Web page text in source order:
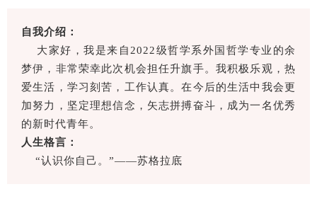
自我介绍：
大家好，我是来自2022级哲学系外国哲学专业的余
梦伊，非常荣幸此次机会担任升旗手。我积极乐观，热
爱生活，学习刻苦，工作认真。在今后的生活中我会更
加努力，坚定理想信念，矢志拼搏奋斗，成为一名优秀
的新时代青年。
人生格言：
“认识你自己。”——苏格拉底